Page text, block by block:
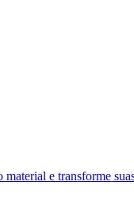
e transforme